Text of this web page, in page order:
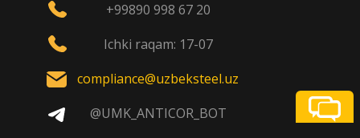
+99890 998 67 20
Ichki raqam: 17-07
compliance@uzbeksteel.uz
@UMK_ANTICOR_BOT